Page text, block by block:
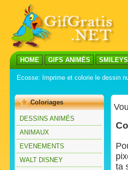
HOME GIFS ANIMÉS SMILEYS
Ecosse: Imprime et colorie le dessin
Coloriages
DESSINS ANIMÉS
ANIMAUX
EVENEMENTS
WALT DISNEY
ta